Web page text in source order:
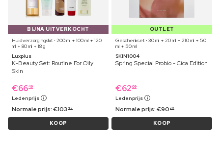
BIJNA UITVERKOCHT
Huidverzorgingskit ⋅ 200 ml + 100 ml + 120
ml + 80 ml + 18 g
Luxplus
K-Beauty Set: Routine For Oily
Skin
€6649
Ledenprijs
Normale prijs:€103 49
KOOP
OUTLET
Geschenkset ⋅ 30 ml + 20 ml + 210 ml + 50
ml + 50 ml
SKIN1004
Spring Special Probio - Cica Edition
€62 09
Ledenprijs
Normale prijs:€90 29
KOOP